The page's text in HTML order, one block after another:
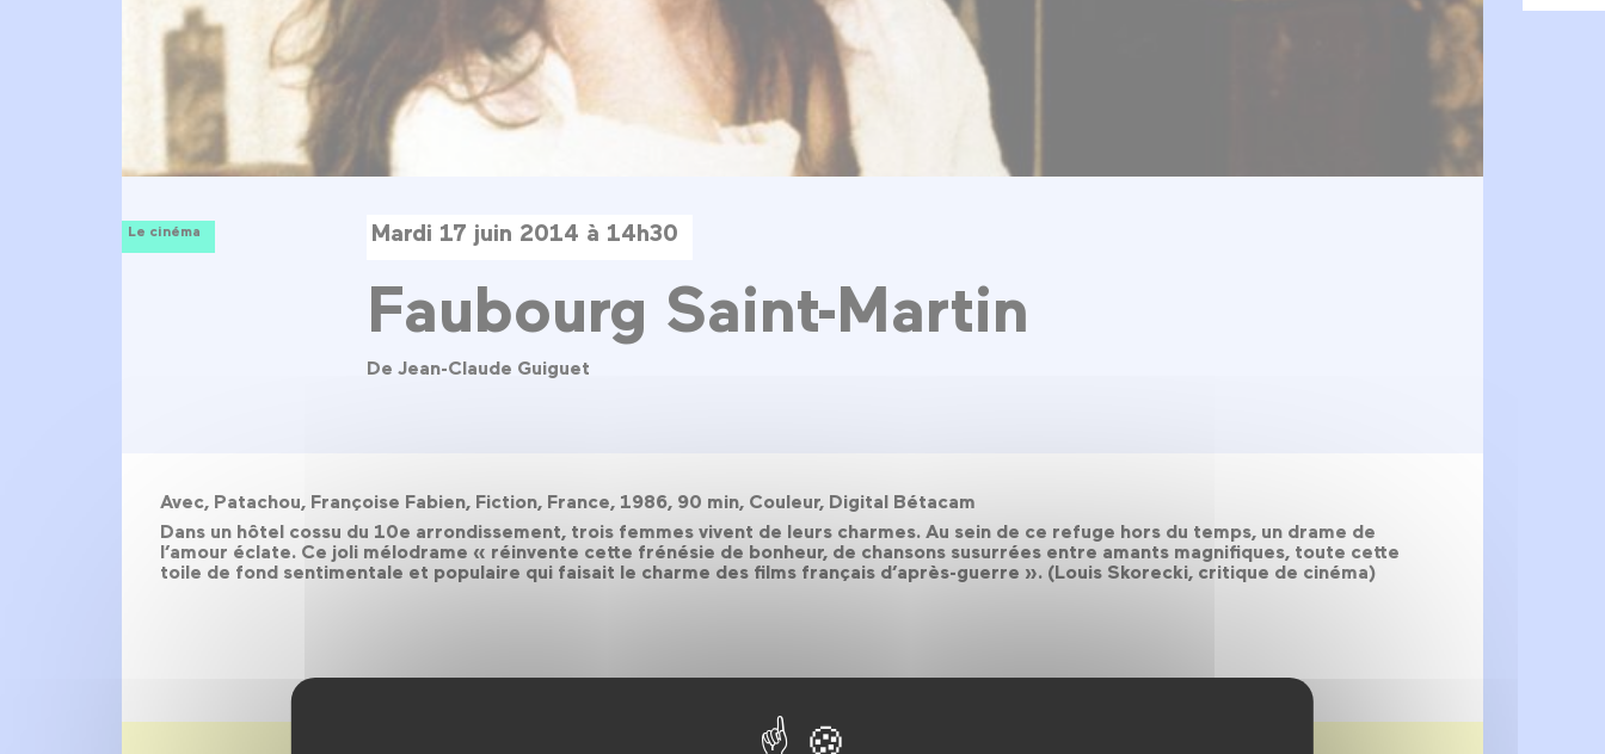
Le cinéma Mardi 17 juin 2014 à 14h30
Faubourg Saint-Martin
De Jean-Claude Guiguet
Avec, Patachou, Françoise Fabien, Fiction, France, 1986, 90 min, Couleur, Digital Bétacam
Dans un hôtel cossu du 10e arrondissement, trois femmes vivent de leurs charmes. Au sein de ce refuge hors du temps, un drame de
l’amour éclate. Ce joli mélodrame « réinvente cette frénésie de bonheur, de chansons susurrées entre amants magnifiques, toute cette
toile de fond sentimentale et populaire qui faisait le charme des films français d’après-guerre ». (Louis Skorecki, critique de cinéma)